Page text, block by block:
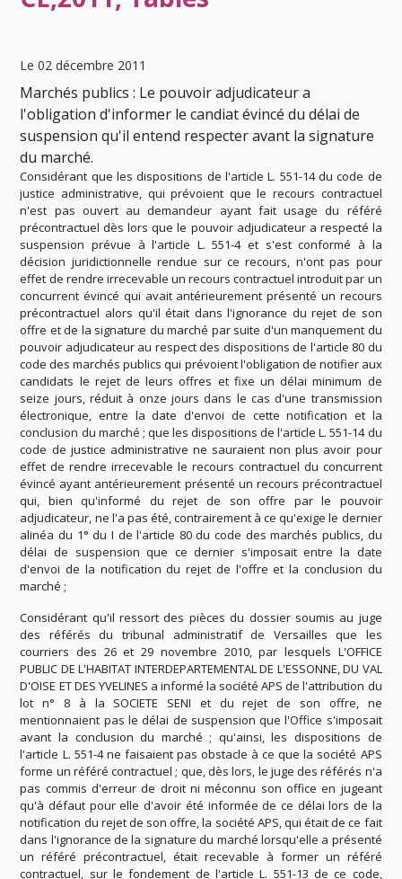
Le 02 décembre 2011
Marchés publics : Le pouvoir adjudicateur a
l'obligation d'informer le candiat évincé du délai de
suspension qu'il entend respecter avant la signature
du marché.
Considérant que les dispositions de l'article L. 551-14 du code de
justice administrative, qui prévoient que le recours contractuel
n'est pas ouvert au demandeur ayant fait usage du référé
précontractuel dès lors que le pouvoir adjudicateur a respecté la
suspension prévue à l'article L. 551-4 et s'est conformé à la
décision juridictionnelle rendue sur ce recours, n'ont pas pour
effet de rendre irrecevable un recours contractuel introduit par un
concurrent évincé qui avait antérieurement présenté un recours
précontractuel alors qu'il était dans l'ignorance du rejet de son
offre et de la signature du marché par suite d'un manquement du
pouvoir adjudicateur au respect des dispositions de l'article 80 du
code des marchés publics qui prévoient l'obligation de notifier aux
candidats le rejet de leurs offres et fixe un délai minimum de
seize jours, réduit à onze jours dans le cas d'une transmission
électronique, entre la date d'envoi de cette notification et la
conclusion du marché ; que les dispositions de l'articleL. 551-14 du
code de justice administrative ne sauraient non plus avoir pour
effet de rendre irrecevable le recours contractuel du concurrent
évincé ayant antérieurement présenté un recours précontractuel
qui, bien qu'informé du rejet de son offre par le pouvoir
adjudicateur, ne l'a pas été, contrairement à ce qu'exige le dernier
alinéa du 1° du I de l'article 80 du code des marchés publics, du
délai de suspension que ce dernier s'imposait entre la date
d'envoi de la notification du rejet de l'offre et la conclusion du
marché ;
Considérant qu'il ressort des pièces du dossier soumis au juge
des référés du tribunal administratif de Versailles que les
courriers des 26 et 29 novembre 2010, par lesquels L'OFFICE
PUBLIC DE L'HABITAT INTERDEPARTEMENTAL DE L'ESSONNE, DU VAL
D'OISE ET DES YVELINES a informé la société APS de l'attribution du
lot n° 8 à la SOCIETE SENI et du rejet de son offre, ne
mentionnaient pas le délai de suspension que l'Office s'imposait
avant la conclusion du marché ; qu'ainsi, les dispositions de
l'article L. 551-4 ne faisaient pas obstacle à ce que la société APS
forme un référé contractuel ; que, dès lors, le juge des référés n'a
pas commis d'erreur de droit ni méconnu son office en jugeant
qu'à défaut pour elle d'avoir été informée de ce délai lors de la
notification du rejet de son offre, la société APS, qui était de ce fait
dans l'ignorance de la signature du marché lorsqu'elle a présenté
un référé précontractuel, était recevable à former un référé
contractuel, sur le fondement de l'article L. 551-13 de ce code,